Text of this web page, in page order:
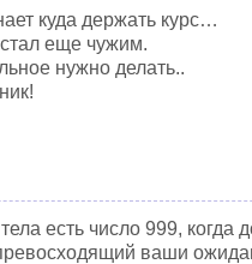
куда держать курс…
еще чужим.
нужно делать..
есть число 999,
ваши